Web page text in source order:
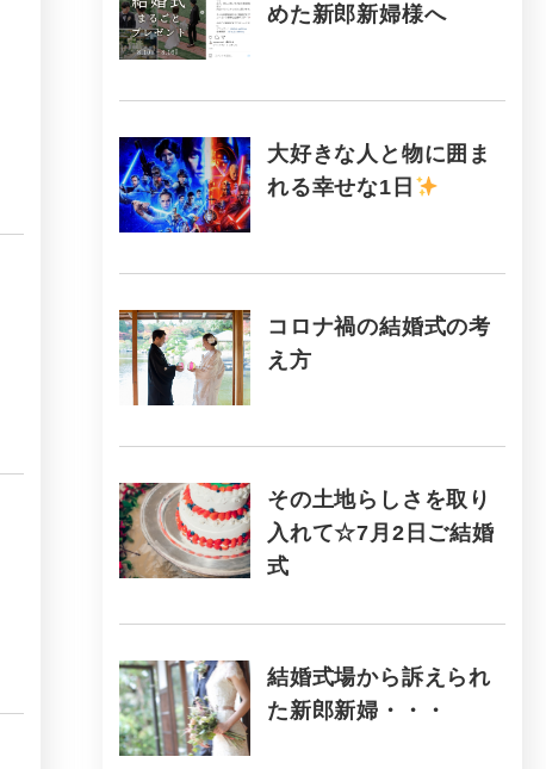
めた新郎新婦様へ
大好きな人と物に囲ま
れる幸せな1日
コロナ禍の結婚式の考
え方
その土地らしさを取り
入れて☆7月2日ご結婚
式
結婚式場から訴えられ
た新郎新婦・・・